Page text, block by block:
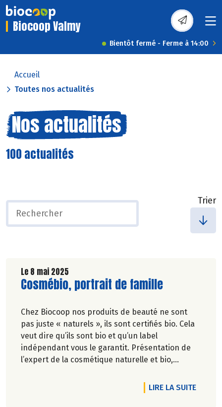
Biocoop Valmy
Bientôt fermé - Ferme à 14:00
Accueil
Toutes nos actualités
Nos actualités
100 actualités
Trier
Le 8 mai 2025
Lire la suite de l'article
Cosmébio, portrait de famille
Chez Biocoop nos produits de beauté ne sont
pas juste « naturels », ils sont certifiés bio. Cela
veut dire qu’ils sont bio et qu’un label
indépendant vous le garantit. Présentation de
l’expert de la cosmétique naturelle et bio,
LIRE LA SUITEDE